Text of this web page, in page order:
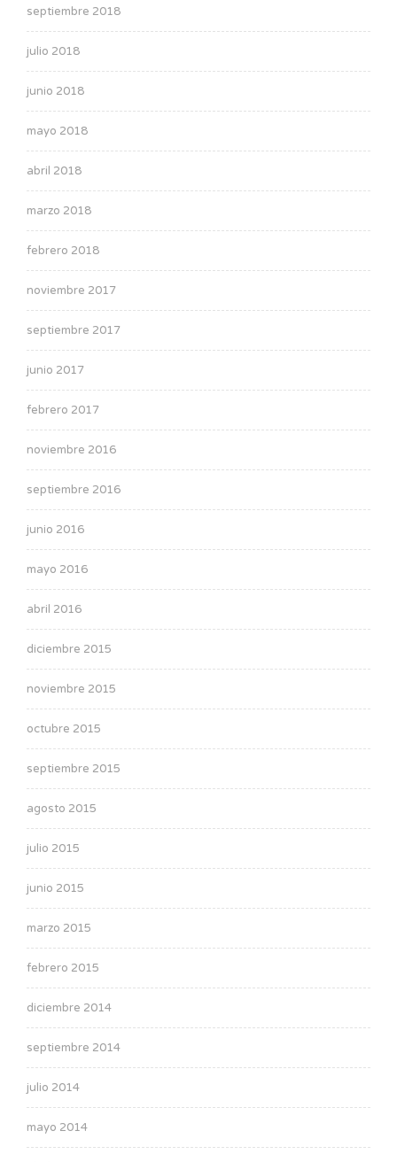
septiembre 2018
julio 2018
junio 2018
mayo 2018
abril 2018
marzo 2018
febrero 2018
noviembre 2017
septiembre 2017
junio 2017
febrero 2017
noviembre 2016
septiembre 2016
junio 2016
mayo 2016
abril 2016
diciembre 2015
noviembre 2015
octubre 2015
septiembre 2015
agosto 2015
julio 2015
junio 2015
marzo 2015
febrero 2015
diciembre 2014
septiembre 2014
julio 2014
mayo 2014